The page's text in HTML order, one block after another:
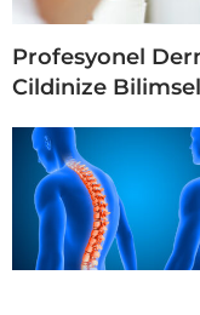
Profesyonel
Cildinize